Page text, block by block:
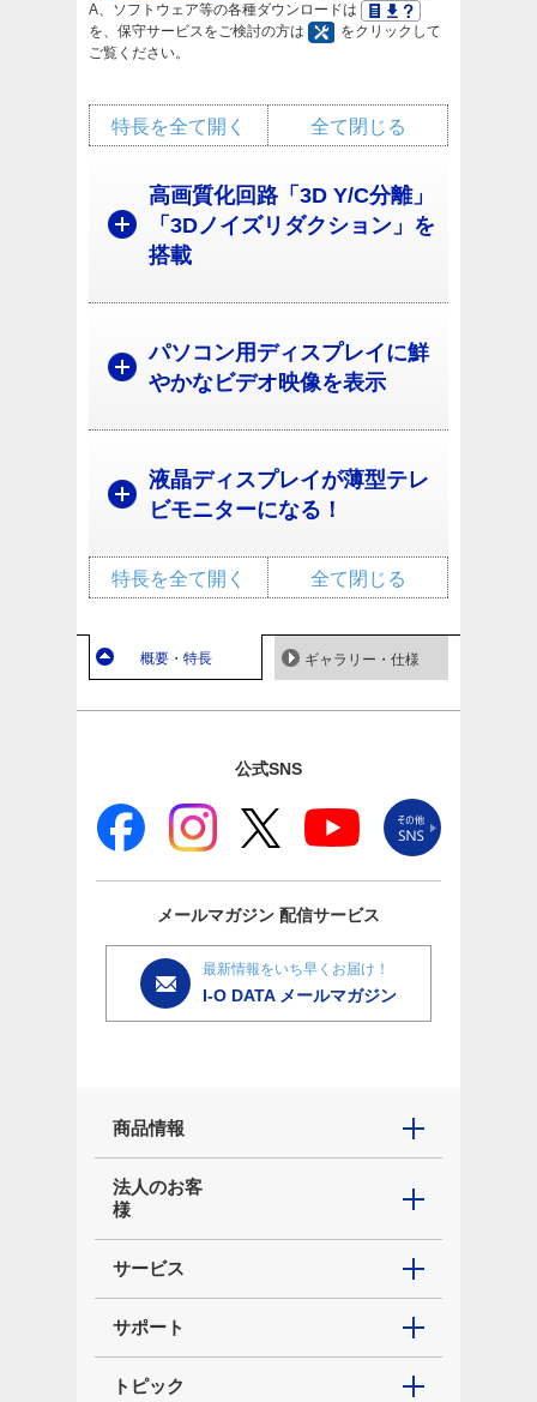
A、ソフトウェア等の各種ダウンロードは
を、保守サービスをご検討の方は
をクリックして
ご覧ください。
全て閉じる
特長を全て開く
高画質化回路「3D Y/C分離」
「3Dノイズリダクション」を
搭載
パソコン用ディスプレイに鮮
やかなビデオ映像を表示
液晶ディスプレイが薄型テレ
ビモニターになる！
全て閉じる
特長を全て開く
概要・特長 ギャラリー・仕様
公式SNS
メールマガジン 配信サービス
最新情報をいち早くお届け！
I-O DATA メールマガジン
商品情報
法人のお客
様
サービス
サポート
トピック